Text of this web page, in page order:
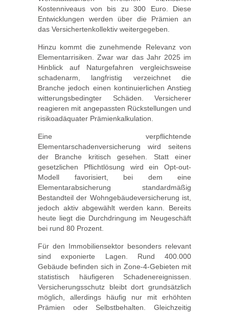
Kostenniveaus von bis zu 300 Euro. Diese
Entwicklungen werden über die Prämien an
das Versichertenkollektiv weitergegeben.
Hinzu kommt die zunehmende Relevanz von
Elementarrisiken. Zwar war das Jahr 2025 im
Hinblick auf Naturgefahren vergleichsweise
schadenarm, langfristig verzeichnet die
Branche jedoch einen kontinuierlichen Anstieg
witterungsbedingter Schäden. Versicherer
reagieren mit angepassten Rückstellungen und
risikoadäquater Prämienkalkulation.
Eine verpflichtende
Elementarschadenversicherung wird seitens
der Branche kritisch gesehen. Statt einer
gesetzlichen Pflichtlösung wird ein Opt-out-
Modell favorisiert, bei dem eine
Elementarabsicherung standardmäßig
Bestandteil der Wohngebäudeversicherung ist,
jedoch aktiv abgewählt werden kann. Bereits
heute liegt die Durchdringung im Neugeschäft
bei rund 80 Prozent.
Für den Immobiliensektor besonders relevant
sind exponierte Lagen. Rund 400.000
Gebäude befinden sich in Zone-4-Gebieten mit
statistisch häufigeren Schadenereignissen.
Versicherungsschutz bleibt dort grundsätzlich
möglich, allerdings häufig nur mit erhöhten
Prämien oder Selbstbehalten. Gleichzeitig